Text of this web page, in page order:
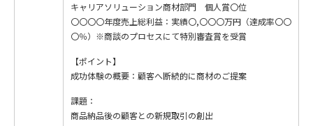
キャリアソリューション商材部門 個人賞〇位
〇〇〇〇年度売上総利益：実績〇,〇〇〇万円（達成率〇〇
〇％）※商談のプロセスにて特別審査賞を受賞
【ポイント】
成功体験の概要：顧客へ断続的に商材のご提案
課題：
商品納品後の顧客との新規取引の創出